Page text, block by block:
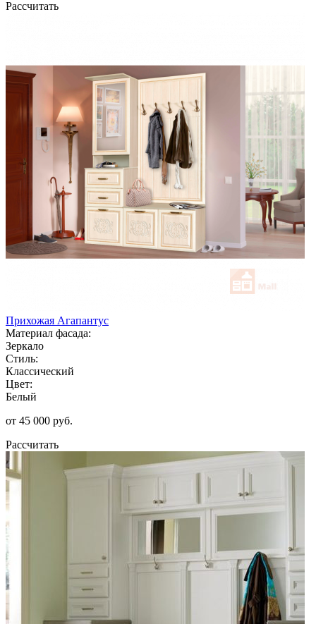
Рассчитать
Прихожая Агапантус
Материал фасада:
Зеркало
Стиль:
Классический
Цвет:
Белый
от 45 000 руб.
Рассчитать